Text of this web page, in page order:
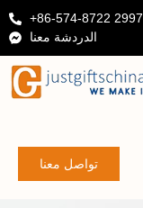
+86-574-8722 2997
الدردشة معنا
تواصل معنا